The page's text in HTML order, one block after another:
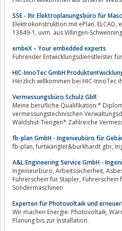
SSE - Ihr Elektroplanungsbüro für
Elektrokonstruktion mit ePlan, ELCAD, ecscad, Pneumatik mit ePlan Fluid, Festo Fluid Draw, Anlagendokumentationen, Sistema
13849-1, uvm. aus Villingen-
embeX – Your embedded experts
HIC-InnoTec GmbH
Herzlich willkommen bei HIC-InnoTec
Vermessungsbüro Schulz GbR
Meine berufliche Qualifikation:* Diplomingenieur (FH), Fachrichtung
vermessungstechnischen
Waldshut-Tiengen* Zahlreiche
fb-plan GmbH - Ingenieubüro für
fb-
A&L Engineering Service GmbH -
Ingenieurbüro, Arbeitssicherheit, Asbestsanierung, SiGeKo, PCB-Sanierung, Stablerscheine, Hubarbeitsbühnenscheine,
Führerschein für Stapler, Führerschein für Hubarbeitsbühnen, Bauleitung, Brandschutz, Entwicklung und Konstruktion von
Sondermaschinen
Experten für Photovoltaik und
Wir machen Energie: Photovoltaik, Wärmepumpe, Batteriespeicher, Carports und E-Mobilität. Von der Beratung über die
Planung bis zur Installation.